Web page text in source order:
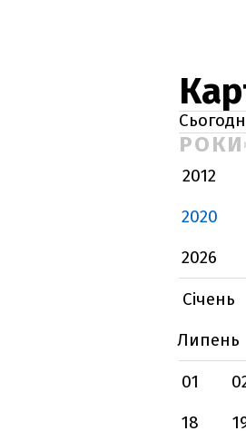
РОКИ
2012
2020
2026
Січень
Липень
01
18